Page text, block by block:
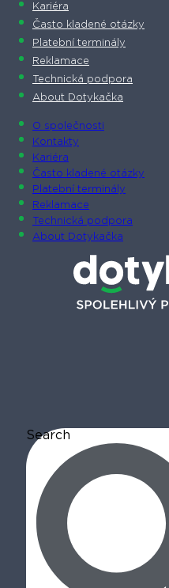
Kariéra
Často kladené otázky
Platební terminály
Reklamace
Technická podpora
About Dotykačka
O společnosti
Kontakty
Kariéra
Často kladené otázky
Platební terminály
Reklamace
Technická podpora
About Dotykačka
Search